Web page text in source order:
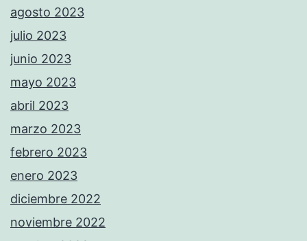
agosto 2023
julio 2023
junio 2023
mayo 2023
abril 2023
marzo 2023
febrero 2023
enero 2023
diciembre 2022
noviembre 2022